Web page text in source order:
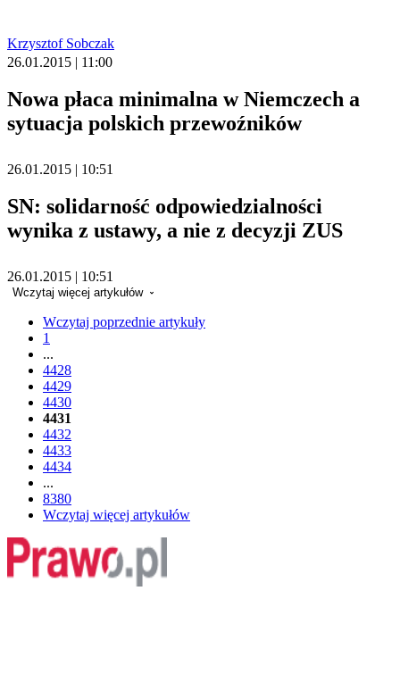
Krzysztof Sobczak
26.01.2015 | 11:00
Nowa płaca minimalna w Niemczech a
sytuacja polskich przewoźników
26.01.2015 | 10:51
SN: solidarność odpowiedzialności
wynika z ustawy, a nie z decyzji ZUS
26.01.2015 | 10:51
Wczytaj więcej artykułów
Wczytaj poprzednie artykuły
1
...
4428
4429
4430
4431
4432
4433
4434
...
8380
Wczytaj więcej artykułów